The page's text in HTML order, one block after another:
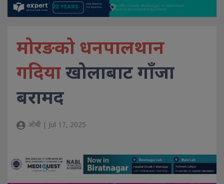
मोरङको धनपालथान
गदियाखोलाबाट गाँजा
बरामद
ओबी | Jul 17, 2025